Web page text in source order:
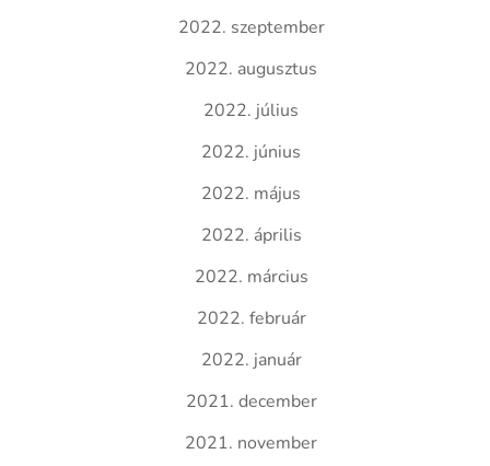
2022. szeptember
2022. augusztus
2022. július
2022. június
2022. május
2022. április
2022. március
2022. február
2022. január
2021. december
2021. november